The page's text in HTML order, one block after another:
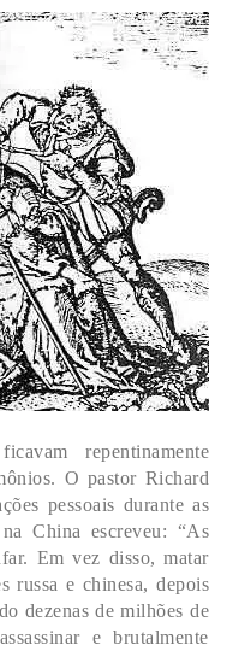
repentinamente
O pastor Richard
pessoais durante as
China escreveu: “As
Em vez disso, matar
russa e chinesa, depois
dezenas de milhões de
e brutalmente